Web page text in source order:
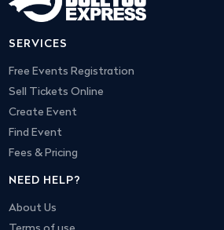
SERVICES
Free Events Registration
Sell Tickets Online
Create Event
Find Event
Fees & Pricing
NEED HELP?
About Us